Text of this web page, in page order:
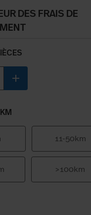
DES FRAIS DE
add
11-50km
>100km